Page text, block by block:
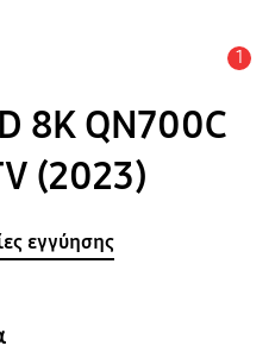
1
8K QN700C
(2023)
εγγύησης